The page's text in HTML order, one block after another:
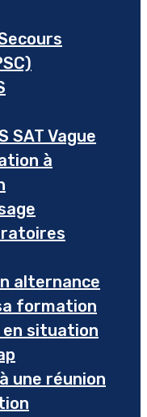
SAT Vague
à
alternance
formation
en situation
une réunion